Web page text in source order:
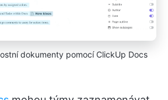
dokumenty pomocí ClickUp Docs